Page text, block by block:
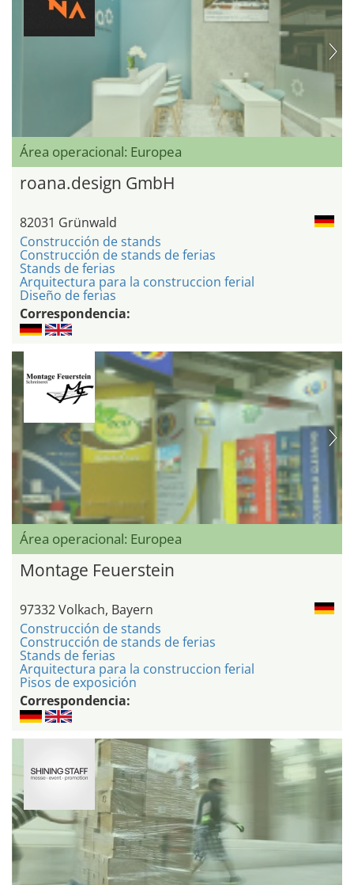
Área operacional: Europea
roana.design GmbH
82031 Grünwald
Construcción de stands
Construcción de stands de ferias
Stands de ferias
Arquitectura para la construccion ferial
Diseño de ferias
Correspondencia:
Área operacional: Europea
Montage Feuerstein
97332 Volkach, Bayern
Construcción de stands
Construcción de stands de ferias
Stands de ferias
Arquitectura para la construccion ferial
Pisos de exposición
Correspondencia: